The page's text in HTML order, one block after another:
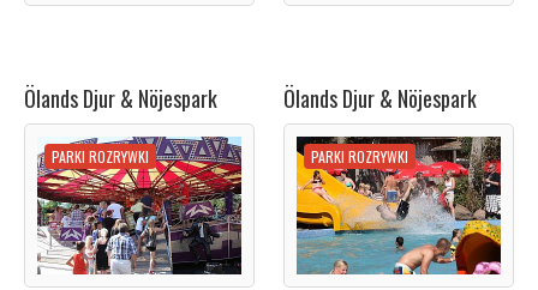
Ölands Djur & Nöjespark
PARKI ROZRYWKI
Ölands Djur & Nöjespark
PARKI ROZRYWKI